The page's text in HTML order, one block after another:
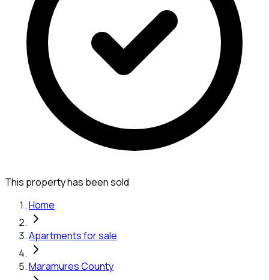
This property has been sold
Home
Apartments for sale
Maramures County